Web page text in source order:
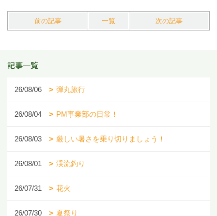
前の記事 一覧 次の記事
記事一覧
26/08/06 弾丸旅行
26/08/04 PM事業部の日常！
26/08/03 厳しい暑さを乗り切りましょう！
26/08/01 渓流釣り
26/07/31 花火
26/07/30 夏祭り